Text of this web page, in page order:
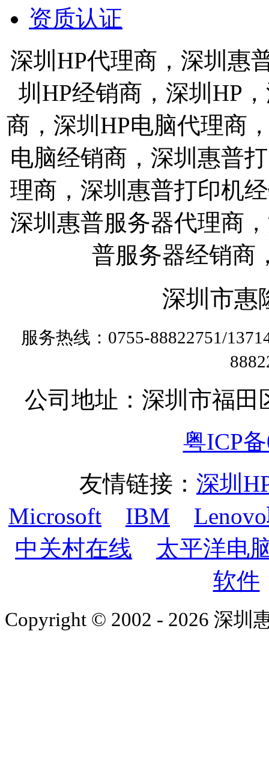
资质认证
深圳HP代理商，深圳惠
圳HP经销商，深圳HP
商，深圳HP电脑代理商
电脑经销商，深圳惠普
理商，深圳惠普打印机
深圳惠普服务器代理商
普服务器经销商
深圳市惠
服务热线：0755-88822751/
公司地址：深圳市福田
粤ICP
友情链接： 深圳
Microsoft
IBM
中关村在线
太平洋电
软件
Copyright © 2002 - 2026 深圳